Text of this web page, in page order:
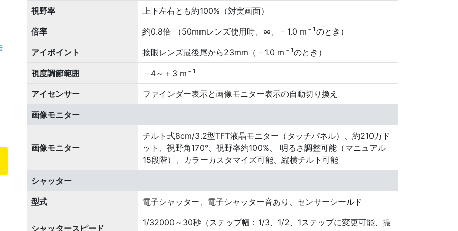
視野率 上下左右とも約100%（対実画面）
倍率 約0.8倍 （50mmレンズ使用時、∞、－1.0 m －1のとき）
アイポイント 接眼レンズ最後尾から23mm（－1.0 m －1のとき）
視度調節範囲 －4～＋3 m －1
アイセンサー ファインダー表示と画像モニター表示の自動切り換え
画像モニター
画像モニター
チルト式8cm/3.2型TFT液晶モニター（タッチパネル）、約210万ド
ット、視野角170°、視野率約100%、 明るさ調整可能（マニュアル
15段階）、カラーカスタマイズ可能、縦横チルト可能
シャッター
型式 電子シャッター、電子シャッター音あり、センサーシールド
シャッタースピード
1/32000～30秒（ステップ幅：1/3、1/2、1ステップに変更可能、撮